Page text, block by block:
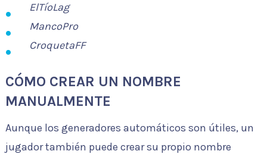
ElTíoLag
MancoPro
CroquetaFF
CÓMO CREAR UN NOMBRE
MANUALMENTE
Aunque los generadores automáticos son útiles, un
jugador también puede crear su propio nombre